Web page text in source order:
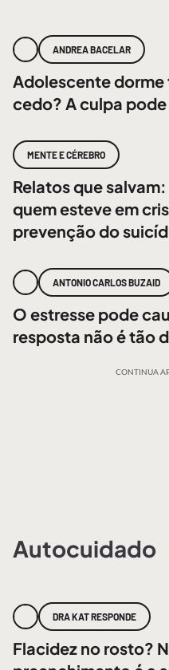
ANDREA BACELAR
Adolescente dorme
cedo? A culpa
MENTE E CÉREBRO
Relatos que
quem esteve em
prevenção do
ANTONIO CARLOS BUZAID
O estresse pode
resposta não é tão
CONTINUA
Autocuidado
DRA KAT RESPONDE
Flacidez no rosto?